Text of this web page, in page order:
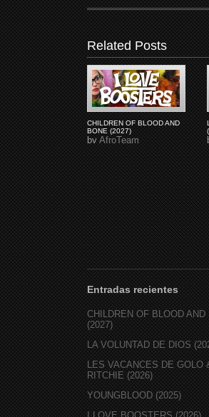
Related Posts
CHILDREN OF BLOOD AND
BONE (2027)
byAfroTeam
Entradas recientes
CHILDREN OF BLOOD AND
(2027)
LA VOLUNTAD DE DIOS
LES VACANCES DE GOLO
RITCHIE (2026)
YOUNGBLOOD (2025)